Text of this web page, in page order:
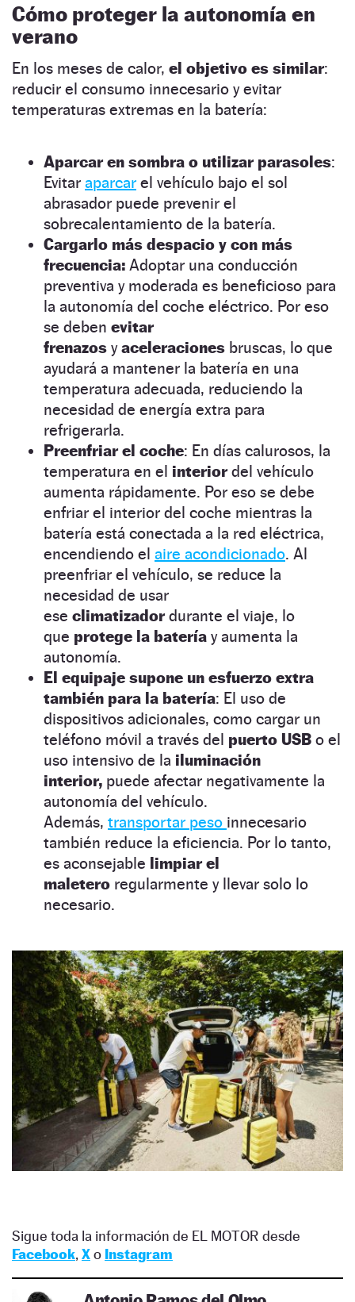
Cómo proteger la autonomía en
verano
En los meses de calor, el objetivo es similar:
reducir el consumo innecesario y evitar
temperaturas extremas en la batería:
Aparcar en sombra o utilizar parasoles:
Evitar aparcar el vehículo bajo el sol
abrasador puede prevenir el
sobrecalentamiento de la batería.
Cargarlo más despacio y con más
frecuencia: Adoptar una conducción
preventiva y moderada es beneficioso para
la autonomía del coche eléctrico. Por eso
se deben evitar
frenazos yaceleraciones bruscas, lo que
ayudará a mantener la batería en una
temperatura adecuada, reduciendo la
necesidad de energía extra para
refrigerarla.
Preenfriar el coche: En días calurosos, la
temperatura en el interiordel vehículo
aumenta rápidamente. Por eso se debe
enfriar el interior del coche mientras la
batería está conectada a la red eléctrica,
encendiendo el aire acondicionado. Al
preenfriar el vehículo, se reduce la
necesidad de usar
ese climatizadordurante el viaje, lo
que protege la batería y aumenta la
autonomía.
El equipaje supone un esfuerzo extra
también para la batería: El uso de
dispositivos adicionales, como cargar un
teléfono móvil a través del puerto USB o el
uso intensivo de la iluminación
interior, puede afectar negativamente la
autonomía del vehículo.
Además, transportar peso innecesario
también reduce la eficiencia. Por lo tanto,
es aconsejable limpiar el
maletero regularmente y llevar solo lo
necesario.
Sigue toda la información de EL MOTOR desde
Facebook, Xo Instagram